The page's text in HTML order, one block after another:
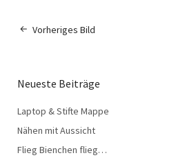
Vorheriges Bild
Neueste Beiträge
Laptop & Stifte Mappe
Nähen mit Aussicht
Flieg Bienchen flieg…